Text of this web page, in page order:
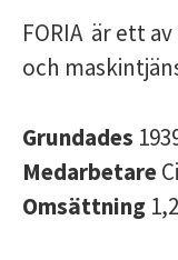
FORIA är ett
och
Grundades
Medarbetare
Omsättning